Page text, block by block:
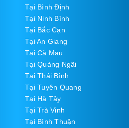
Tại Bình Định
Tại Ninh Bình
Tại Bắc Cạn
Tại An Giang
Tại Cà Mau
Tại Quảng Ngãi
Tại Thái Bình
Tại Tuyên Quang
Tại Hà Tây
Tại Trà Vinh
Tại Bình Thuận